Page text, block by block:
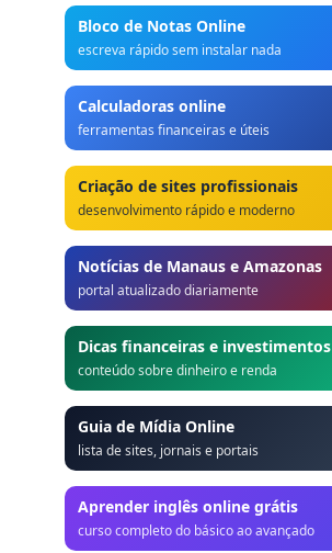
Bloco de Notas Online
escreva rápido sem instalar nada
Calculadoras online
ferramentas financeiras e úteis
Criação de sites profissionais
desenvolvimento rápido e moderno
Notícias de Manaus e Amazonas
portal atualizado diariamente
Dicas financeiras e investimentos
conteúdo sobre dinheiro e renda
Guia de Mídia Online
lista de sites, jornais e portais
Aprender inglês online grátis
curso completo do básico ao avançado